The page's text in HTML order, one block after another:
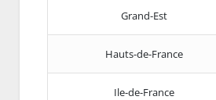
Grand-Est
Hauts-de-France
Ile-de-France